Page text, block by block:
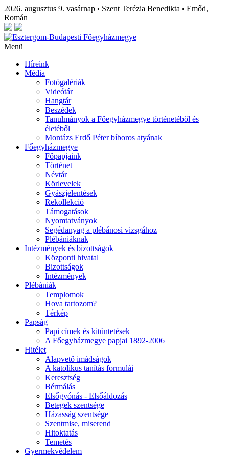
2026. augusztus 9. vasárnap • Szent Terézia Benedikta • Emőd,
Román
Menü
Híreink
Média
Fotógalériák
Videótár
Hangtár
Beszédek
Tanulmányok a Főegyházmegye történetéből és
életéből
Montázs Erdő Péter bíboros atyának
Főegyházmegye
Főpapjaink
Történet
Névtár
Körlevelek
Gyászjelentések
Rekollekció
Támogatások
Nyomtatványok
Segédanyag a plébánosi vizsgához
Plébániáknak
Intézmények és bizottságok
Központi hivatal
Bizottságok
Intézmények
Plébániák
Templomok
Hova tartozom?
Térkép
Papság
Papi címek és kitüntetések
A Főegyházmegye papjai 1892-2006
Hitélet
Alapvető imádságok
A katolikus tanítás formulái
Keresztség
Bérmálás
Elsőgyónás - Elsőáldozás
Betegek szentsége
Házasság szentsége
Szentmise, miserend
Hitoktatás
Temetés
Gyermekvédelem